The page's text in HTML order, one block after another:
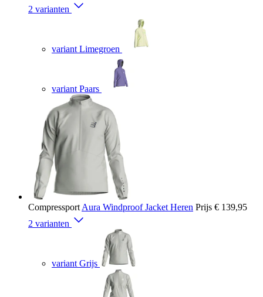
2 varianten
variant Limegroen
variant Paars
Compressport Aura Windproof Jacket Heren Prijs € 139,95
2 varianten
variant Grijs